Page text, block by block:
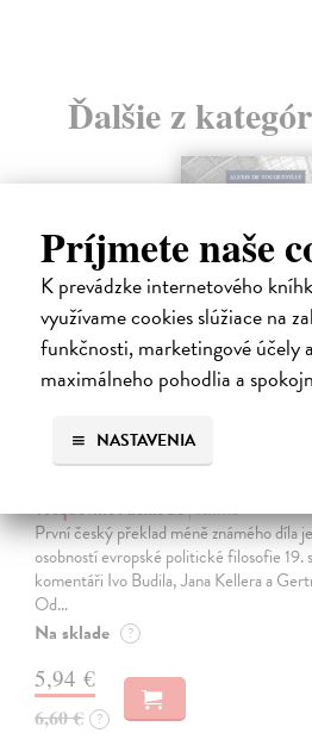
Príjmete naše
K prevádzke internetového
využívame cookies slúžiace na
funkčnosti, marketingové účely
maximálneho pohodlia a
NASTAVENIA
Ďalšie z
Memoár o chudobě
Tocqueville Alexis de| Kniha
První český překlad méně známého díla
osobností evropské politické filosofie
komentáři Ivo Budila, Jana Kellera a
Od…
Na sklade ?
5,94 €
6,60 € ?